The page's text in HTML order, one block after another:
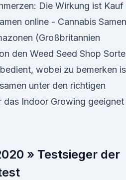
Die Wirkung ist Kauf
online - Cannabis Samen
(Großbritannien
den Weed Seed Shop
wobei zu bemerken
unter den richtigen
das Indoor Growing geeignet
» Testsieger der